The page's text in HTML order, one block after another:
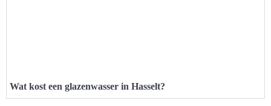
Wat kost een glazenwasser in Hasselt?